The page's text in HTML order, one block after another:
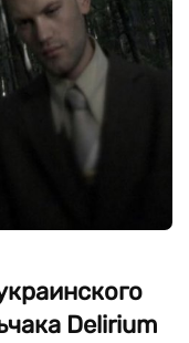
Delirium